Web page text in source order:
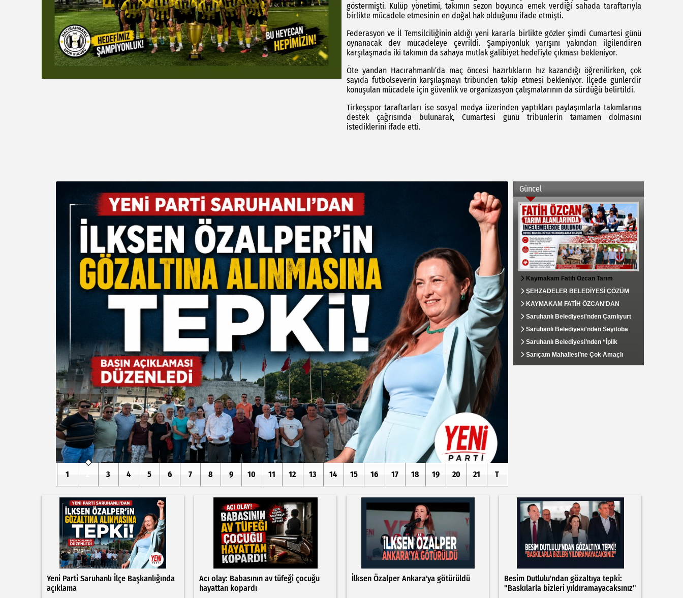
göstermişti. Kulüp yönetimi, takımın sezon boyunca emek verdiği sahada taraftarıyla
birlikte mücadele etmesinin en doğal hak olduğunu ifade etmişti.
Federasyon ve İl Temsilciliğinin aldığı yeni kararla birlikte gözler şimdi Cumartesi günü
oynanacak dev mücadeleye çevrildi. Şampiyonluk yarışını yakından ilgilendiren
karşılaşmada iki takımın da sahaya mutlak galibiyet hedefiyle çıkması bekleniyor.
Öte yandan Hacırahmanlı’da maç öncesi hazırlıkların hız kazandığı öğrenilirken, çok
sayıda futbolseverin karşılaşmayı tribünden takip etmesi bekleniyor. İlçede günlerdir
konuşulan mücadele için güvenlik ve organizasyon çalışmalarının da sürdüğü belirtildi.
Tirkeşspor taraftarları ise sosyal medya üzerinden yaptıkları paylaşımlarla takımlarına
destek çağrısında bulunarak, Cumartesi günü tribünlerin tamamen dolmasını
istediklerini ifade etti.
Yeni Parti Saruhanlı İlçe Başkanlığında
açıklama
Acı olay: Babasının av tüfeği çocuğu
hayattan kopardı
İlksen Özalper Ankara'ya götürüldü
Besim Dutlulu'ndan gözaltıya tepki:
"Baskılarla bizleri yıldıramayacaksınız"
1 3 4 5 6 7 8 9 10 11 12 13 14 15 16 17 18 19 20 21 T
Güncel
Kaymakam Fatih Özcan Tarım
Alanlarında İncelemelerde Bulundu,
Develi Mahallesi’nde Vatandaşlarla
ŞEHZADELER BELEDİYESİ ÇÖZÜM
MERKEZİ VATANDAŞIN TALEPLERİNE
KAYMAKAM FATİH ÖZCAN'DAN
SOSYAL YARDIMLAŞMA VE
Saruhanlı Belediyesi'nden Çamlıyurt
Mahallesi'ne Kapsamlı Çevre
Saruhanlı Belediyesi'nden Seyitoba
Mahallesi'ne Tarımsal Su Desteği
Saruhanlı Belediyesi’nden “İplik
Yolu”nda Yoğun Mesai: Sıcak Asfalt
Sarıçam Mahallesi’ne Çok Amaçlı
Hizmet Binası Kazandırıldı